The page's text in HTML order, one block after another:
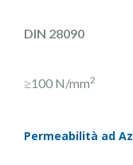
DIN 28090
≥100 N/mm2
Permeabilità ad